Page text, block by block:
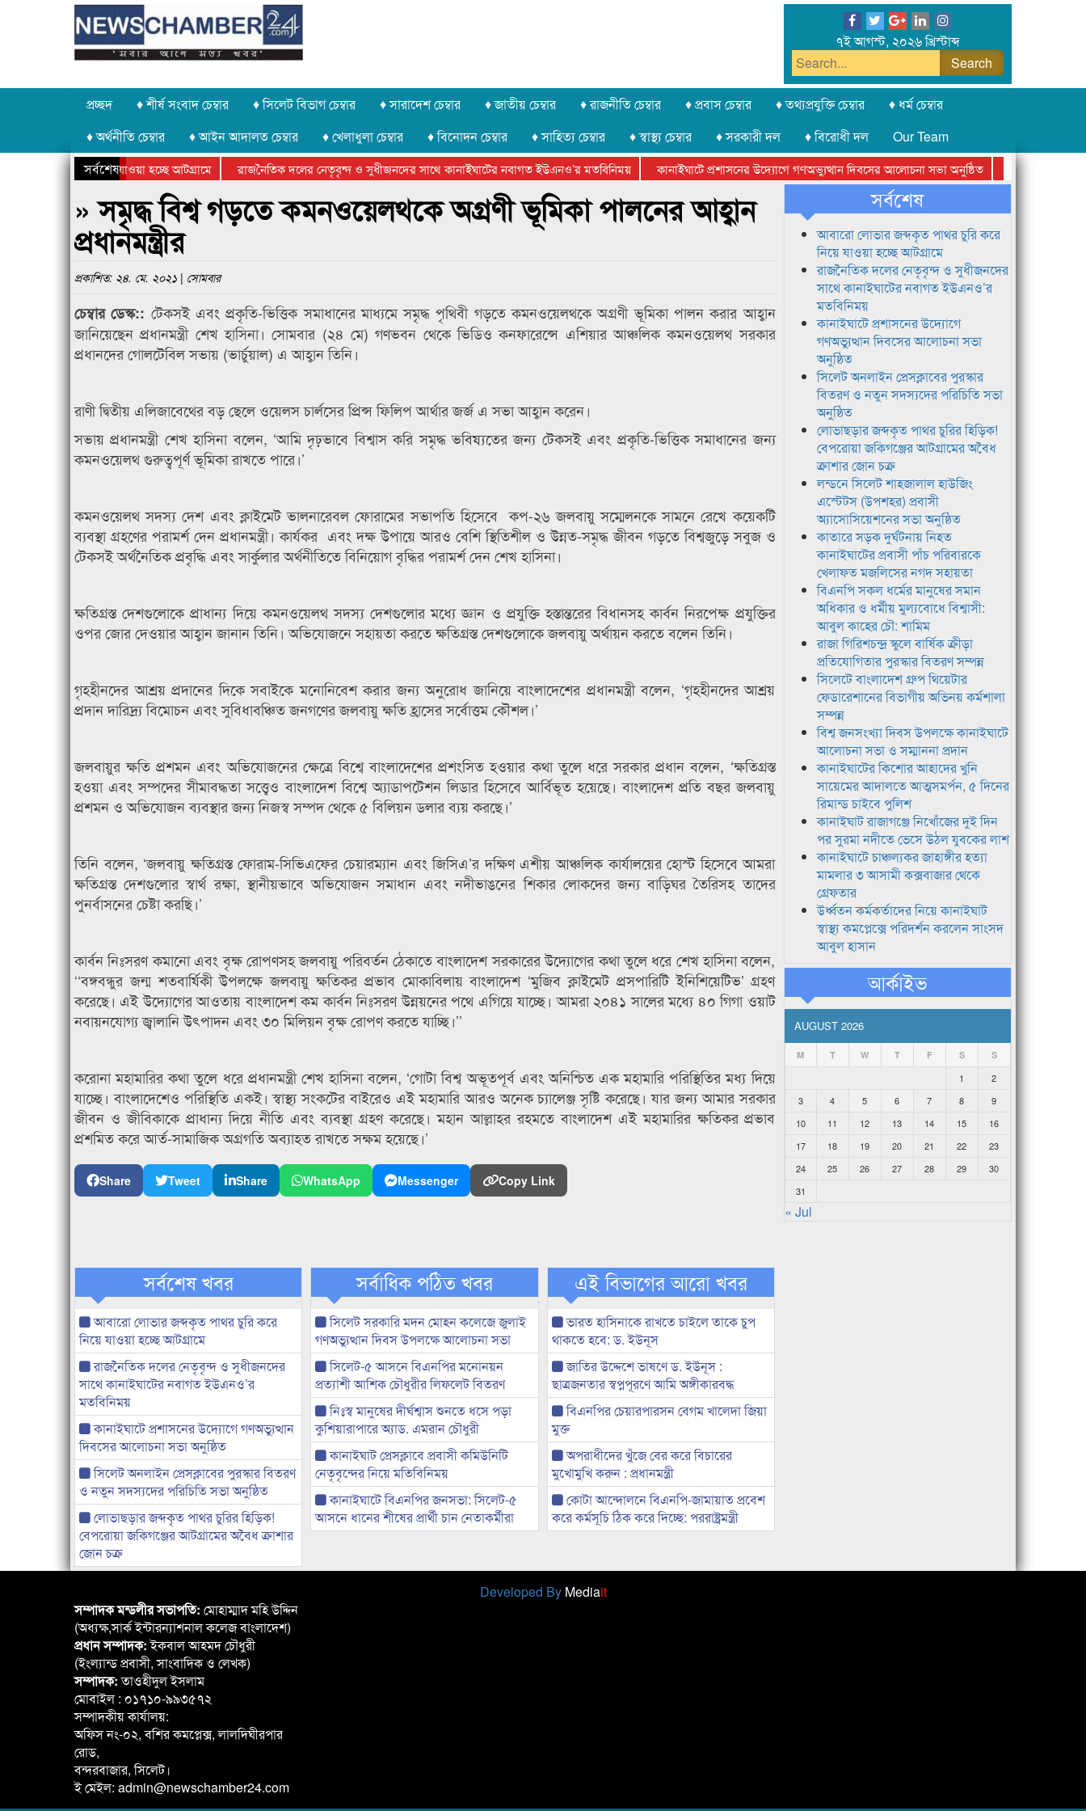
৭ই আগস্ট, ২০২৬ খ্রিস্টাব্দ
প্রচ্ছদ ♦ শীর্ষ সংবাদ চেম্বার ♦ সিলেট বিভাগ চেম্বার ♦ সারাদেশ চেম্বার ♦ জাতীয় চেম্বার ♦ রাজনীতি চেম্বার ♦ প্রবাস চেম্বার ♦ তথ্যপ্রযুক্তি চেম্বার
♦ ধর্ম চেম্বার
♦ অর্থনীতি চেম্বার
♦ আইন আদালত চেম্বার ♦ খেলাধুলা চেম্বার ♦ বিনোদন চেম্বার ♦ সাহিত্য চেম্বার ♦ স্বাস্থ্য চেম্বার ♦ সরকারী দল ♦ বিরোধী দল
Our Team
সর্বশেষ
চুরি করে নিয়ে যাওয়া হচ্ছে আটগ্রামে রাজনৈতিক দলের নেতৃবৃন্দ ও সুধীজনদের সাথে কানাইঘাটের নবাগত ইউএনও’র মতবিনিময় কানাইঘাটে প্রশাসনের উদ্যোগে গণঅভ্যুত্থান দিবসের আলোচনা সভা অনুষ্ঠিত
সিলেট অনলাইন
ক্রীড়া প্রতিযোগিতার পুরস্কার বিতরণ সম্পন্ন
সিলেটে বাংলাদেশ গ্রুপ থিয়েটার ফেডারেশানের বিভাগীয় অভিনয় কর্মশালা সম্পন্ন
» সমৃদ্ধ বিশ্ব গড়তে কমনওয়েলথকে অগ্রণী ভূমিকা পালনের আহ্বান
প্রধানমন্ত্রীর
প্রকাশিত: ২৪. মে. ২০২১ | সোমবার
চেম্বার ডেস্ক:: টেকসই এবং প্রকৃতি-ভিত্তিক সমাধানের মাধ্যমে সমৃদ্ধ পৃথিবী গড়তে কমনওয়েলথকে অগ্রণী ভূমিকা পালন করার আহ্বান
জানিয়েছেন প্রধানমন্ত্রী শেখ হাসিনা। সোমবার (২৪ মে) গণভবন থেকে ভিডিও কনফারেন্সে এশিয়ার আঞ্চলিক কমনওয়েলথ সরকার
প্রধানদের গোলটেবিল সভায় (ভার্চুয়াল) এ আহ্বান তিনি।
রাণী দ্বিতীয় এলিজাবেথের বড় ছেলে ওয়েলস চার্লসের প্রিন্স ফিলিপ আর্থার জর্জ এ সভা আহ্বান করেন।
সভায় প্রধানমন্ত্রী শেখ হাসিনা বলেন, ‘আমি দৃঢ়ভাবে বিশ্বাস করি সমৃদ্ধ ভবিষ্যতের জন্য টেকসই এবং প্রকৃতি-ভিত্তিক সমাধানের জন্য
কমনওয়েলথ গুরুত্বপূর্ণ ভূমিকা রাখতে পারে।’
কমনওয়েলথ সদস্য দেশ এবং ক্লাইমেট ভালনারেবল ফোরামের সভাপতি হিসেবে কপ-২৬ জলবায়ু সম্মেলনকে সামনে রেখে কয়েকটি
ব্যবস্থা গ্রহণের পরামর্শ দেন প্রধানমন্ত্রী। কার্যকর এবং দক্ষ উপায়ে আরও বেশি স্থিতিশীল ও উন্নত-সমৃদ্ধ জীবন গড়তে বিশ্বজুড়ে সবুজ ও
টেকসই অর্থনৈতিক প্রবৃদ্ধি এবং সার্কুলার অর্থনীতিতে বিনিয়োগ বৃদ্ধির পরামর্শ দেন শেখ হাসিনা।
ক্ষতিগ্রস্ত দেশগুলোকে প্রাধান্য দিয়ে কমনওয়েলথ সদস্য দেশগুলোর মধ্যে জ্ঞান ও প্রযুক্তি হস্তান্তরের বিধানসহ কার্বন নিরপেক্ষ প্রযুক্তির
ওপর জোর দেওয়ার আহ্বান জানান তিনি। অভিযোজনে সহায়তা করতে ক্ষতিগ্রস্ত দেশগুলোকে জলবায়ু অর্থায়ন করতে বলেন তিনি।
গৃহহীনদের আশ্রয় প্রদানের দিকে সবাইকে মনোনিবেশ করার জন্য অনুরোধ জানিয়ে বাংলাদেশের প্রধানমন্ত্রী বলেন, ‘গৃহহীনদের আশ্রয়
প্রদান দারিদ্র্য বিমোচন এবং সুবিধাবঞ্চিত জনগণের জলবায়ু ক্ষতি হ্রাসের সর্বোত্তম কৌশল।’
জলবায়ুর ক্ষতি প্রশমন এবং অভিযোজনের ক্ষেত্রে বিশ্বে বাংলাদেশের প্রশংসিত হওয়ার কথা তুলে ধরে সরকার প্রধান বলেন, ‘ক্ষতিগ্রস্ত
হওয়া এবং সম্পদের সীমাবদ্ধতা সত্ত্বেও বাংলাদেশ বিশ্বে অ্যাডাপটেশন লিডার হিসেবে আর্বিভূত হয়েছে। বাংলাদেশ প্রতি বছর জলবায়ু
প্রশমন ও অভিযোজন ব্যবস্থার জন্য নিজস্ব সম্পদ থেকে ৫ বিলিয়ন ডলার ব্যয় করছে।’
তিনি বলেন, ‘জলবায়ু ক্ষতিগ্রস্ত ফোরাম-সিভিএফের চেয়ারম্যান এবং জিসিএ’র দক্ষিণ এশীয় আঞ্চলিক কার্যালয়ের হোস্ট হিসেবে আমরা
ক্ষতিগ্রস্ত দেশগুলোর স্বার্থ রক্ষা, স্থানীয়ভাবে অভিযোজন সমাধান এবং নদীভাঙনের শিকার লোকদের জন্য বাড়িঘর তৈরিসহ তাদের
পুনর্বাসনের চেষ্টা করছি।’
কার্বন নিঃসরণ কমানো এবং বৃক্ষ রোপণসহ জলবায়ু পরিবর্তন ঠেকাতে বাংলাদেশ সরকারের উদ্যোগের কথা তুলে ধরে শেখ হাসিনা বলেন,
‘‘বঙ্গবন্ধুর জন্ম শতবার্ষিকী উপলক্ষে জলবায়ু ক্ষতিকর প্রভাব মোকাবিলায় বাংলাদেশ ‘মুজিব ক্লাইমেট প্রসপারিটি ইনিশিয়েটিভ’ গ্রহণ
করেছে। এই উদ্যোগের আওতায় বাংলাদেশ কম কার্বন নিঃসরণ উন্নয়নের পথে এগিয়ে যাচ্ছে। আমরা ২০৪১ সালের মধ্যে ৪০ গিগা ওয়াট
নবায়নযোগ্য জ্বালানি উৎপাদন এবং ৩০ মিলিয়ন বৃক্ষ রোপণ করতে যাচ্ছি।’’
করোনা মহামারির কথা তুলে ধরে প্রধানমন্ত্রী শেখ হাসিনা বলেন, ‘গোটা বিশ্ব অভূতপূর্ব এবং অনিশ্চিত এক মহামারি পরিস্থিতির মধ্য দিয়ে
যাচ্ছে। বাংলাদেশেও পরিস্থিতি একই। স্বাস্থ্য সংকটের বাইরেও এই মহামারি আরও অনেক চ্যালেঞ্জ সৃষ্টি করেছে। যার জন্য আমার সরকার
জীবন ও জীবিকাকে প্রাধান্য দিয়ে নীতি এবং ব্যবস্থা গ্রহণ করেছে। মহান আল্লাহর রহমতে বাংলাদেশ এই মহামারির ক্ষতিকর প্রভাব
প্রশমিত করে আর্ত-সামাজিক অগ্রগতি অব্যাহত রাখতে সক্ষম হয়েছে।’
Share Tweet Share WhatsApp Messenger Copy Link
সর্বশেষ খবর
আবারো লোভার জব্দকৃত পাথর চুরি করে
নিয়ে যাওয়া হচ্ছে আটগ্রামে
রাজনৈতিক দলের নেতৃবৃন্দ ও সুধীজনদের
সাথে কানাইঘাটের নবাগত ইউএনও’র
মতবিনিময়
কানাইঘাটে প্রশাসনের উদ্যোগে গণঅভ্যুত্থান
দিবসের আলোচনা সভা অনুষ্ঠিত
সিলেট অনলাইন প্রেসক্লাবের পুরস্কার বিতরণ
ও নতুন সদস্যদের পরিচিতি সভা অনুষ্ঠিত
লোভাছড়ার জব্দকৃত পাথর চুরির হিড়িক!
বেপরোয়া জকিগঞ্জের আটগ্রামের অবৈধ ক্রাশার
জোন চক্র
সর্বাধিক পঠিত খবর
সিলেট সরকারি মদন মোহন কলেজে জুলাই
গণঅভ্যুত্থান দিবস উপলক্ষে আলোচনা সভা
সিলেট-৫ আসনে বিএনপির মনোনয়ন
প্রত্যাশী আশিক চৌধুরীর লিফলেট বিতরণ
নিঃস্ব মানুষের দীর্ঘশ্বাস শুনতে ধসে পড়া
কুশিয়ারাপারে অ্যাড. এমরান চৌধুরী
কানাইঘাট প্রেসক্লাবে প্রবাসী কমিউনিটি
নেতৃবৃন্দের নিয়ে মতিবিনিময়
কানাইঘাটে বিএনপির জনসভা: সিলেট-৫
আসনে ধানের শীষের প্রার্থী চান নেতাকর্মীরা
এই বিভাগের আরো খবর
ভারত হাসিনাকে রাখতে চাইলে তাকে চুপ
থাকতে হবে: ড. ইউনূস
জাতির উদ্দেশে ভাষণে ড. ইউনূস :
ছাত্রজনতার স্বপ্নপূরণে আমি অঙ্গীকারবদ্ধ
বিএনপির চেয়ারপারসন বেগম খালেদা জিয়া
মুক্ত
অপরাধীদের খুঁজে বের করে বিচারের
মুখোমুখি করুন : প্রধানমন্ত্রী
কোটা আন্দোলনে বিএনপি-জামায়াত প্রবেশ
করে কর্মসূচি ঠিক করে দিচ্ছে: পররাষ্ট্রমন্ত্রী
সর্বশেষ
আবারো লোভার জব্দকৃত পাথর চুরি করে
নিয়ে যাওয়া হচ্ছে আটগ্রামে
রাজনৈতিক দলের নেতৃবৃন্দ ও সুধীজনদের
সাথে কানাইঘাটের নবাগত ইউএনও’র
মতবিনিময়
কানাইঘাটে প্রশাসনের উদ্যোগে
গণঅভ্যুত্থান দিবসের আলোচনা সভা
অনুষ্ঠিত
সিলেট অনলাইন প্রেসক্লাবের পুরস্কার
বিতরণ ও নতুন সদস্যদের পরিচিতি সভা
অনুষ্ঠিত
লোভাছড়ার জব্দকৃত পাথর চুরির হিড়িক!
বেপরোয়া জকিগঞ্জের আটগ্রামের অবৈধ
ক্রাশার জোন চক্র
লন্ডনে সিলেট শাহজালাল হাউজিং
এস্টেটস (উপশহর) প্রবাসী
অ্যাসোসিয়েশনের সভা অনুষ্ঠিত
কাতারে সড়ক দুর্ঘটনায় নিহত
কানাইঘাটের প্রবাসী পাঁচ পরিবারকে
খেলাফত মজলিসের নগদ সহায়তা
বিএনপি সকল ধর্মের মানুষের সমান
অধিকার ও ধর্মীয় মুল্যবোধে বিশ্বাসী:
আবুল কাহের চৌ: শামিম
রাজা গিরিশচন্দ্র স্কুলে বার্ষিক ক্রীড়া
প্রতিযোগিতার পুরস্কার বিতরণ সম্পন্ন
সিলেটে বাংলাদেশ গ্রুপ থিয়েটার
ফেডারেশানের বিভাগীয় অভিনয় কর্মশালা
সম্পন্ন
বিশ্ব জনসংখ্যা দিবস উপলক্ষে কানাইঘাটে
আলোচনা সভা ও সম্মাননা প্রদান
কানাইঘাটের কিশোর আহাদের খুনি
সায়েমের আদালতে আত্মসমর্পন, ৫ দিনের
রিমান্ড চাইবে পুলিশ
কানাইঘাট রাজাগঞ্জে নিখোঁজের দুই দিন
পর সুরমা নদীতে ভেসে উঠল যুবকের লাশ
কানাইঘাটে চাঞ্চল্যকর জাহাঙ্গীর হত্যা
মামলার ৩ আসামী কক্সবাজার থেকে
গ্রেফতার
উর্ধ্বতন কর্মকর্তাদের নিয়ে কানাইঘাট
স্বাস্থ্য কমপ্লেক্সে পরিদর্শন করলেন সাংসদ
আবুল হাসান
আর্কাইভ
AUGUST 2026
M T W T F S S
1
2
3
4 5 6 7 8
9
10
11 12 13 14 15
16
17
18 19 20 21 22
23
24
25 26 27 28 29
30
31
« Jul
Developed By Mediait
সম্পাদক মন্ডলীর সভাপতি: মোহাম্মাদ মহি উদ্দিন
(অধ্যক্ষ,সার্ক ইন্টারন্যাশনাল কলেজ বাংলাদেশ)
প্রধান সম্পাদক:ইকবাল আহমদ চৌধুরী
(ইংল্যান্ড প্রবাসী, সাংবাদিক ও লেখক)
সম্পাদক:তাওহীদুল ইসলাম
মোবাইল : ০১৭১০-৯৯৩৫৭২
সম্পাদকীয় কার্যালয়:
অফিস নং-০২, বশির কমপ্লেক্স, লালদিঘীরপার
রোড,
বন্দরবাজার, সিলেট।
ই মেইল: admin@newschamber24.com